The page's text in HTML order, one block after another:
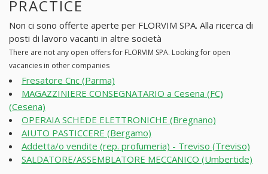
PRACTICE
Non ci sono offerte aperte per FLORVIM SPA. Alla ricerca di
posti di lavoro vacanti in altre società
There are not any open offers for FLORVIM SPA. Looking for open
vacancies in other companies
Fresatore Cnc (Parma)
MAGAZZINIERE CONSEGNATARIO a Cesena (FC)
(Cesena)
OPERAIA SCHEDE ELETTRONICHE (Bregnano)
AIUTO PASTICCERE (Bergamo)
Addetta/o vendite (rep. profumeria) - Treviso (Treviso)
SALDATORE/ASSEMBLATORE MECCANICO (Umbertide)